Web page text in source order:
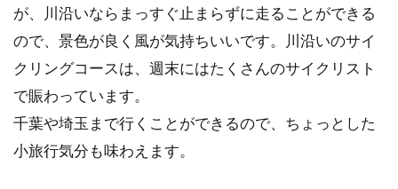
「キューッ」と音鳴りがあることがあります。
これは、どうし...
冬のランニングはカロリー消費が高
い！？その理由とは
が、川沿いならまっすぐ止まらずに走ることができる
ので、景色が良く風が気持ちいいです。川沿いのサイ
クリングコースは、週末にはたくさんのサイクリスト
で賑わっています。
千葉や埼玉まで行くことができるので、ちょっとした
小旅行気分も味わえます。